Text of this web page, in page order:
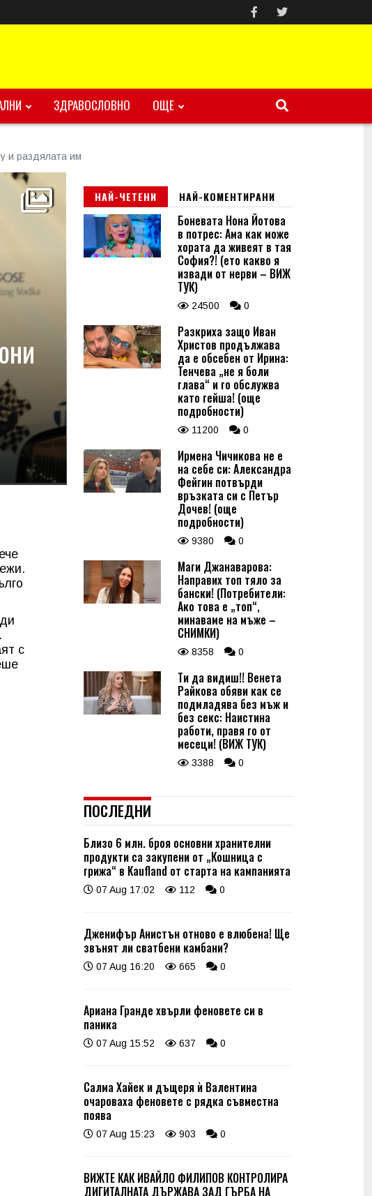
ЗДРАВОСЛОВНО ОЩЕ
и раздялата им
с
НАЙ-ЧЕТЕНИ НАЙ-КОМЕНТИРАНИ
Боневата Нона Йотова
в потрес: Ама как може
хората да живеят в тая
София?! (ето какво я
извади от нерви – ВИЖ
ТУК)
24500 0
Разкриха защо Иван
Христов продължава
да е обсебен от Ирина:
Тенчева „не я боли
глава“ и го обслужва
като гейша! (още
подробности)
11200 0
Ирмена Чичикова не е
на себе си: Александра
Фейгин потвърди
връзката си с Петър
Дочев! (още
подробности)
9380 0
Маги Джанаварова:
Направих топ тяло за
бански! (Потребители:
Ако това е „топ“,
минаваме на мъже –
СНИМКИ)
8358 0
Ти да видиш!! Венета
Райкова обяви как се
подмладява без мъж и
без секс: Наистина
работи, правя го от
месеци! (ВИЖ ТУК)
3388 0
ПОСЛЕДНИ
Близо 6 млн. броя основни хранителни
продукти са закупени от „Кошница с
грижа“ в Kaufland от старта на кампанията
07 Aug 17:02 112 0
Дженифър Анистън отново е влюбена! Ще
звънят ли сватбени камбани?
07 Aug 16:20 665 0
Ариана Гранде хвърли феновете си в
паника
07 Aug 15:52 637 0
Салма Хайек и дъщеря ѝ Валентина
очароваха феновете с рядка съвместна
поява
07 Aug 15:23 903 0
ВИЖТЕ КАК ИВАЙЛО ФИЛИПОВ КОНТРОЛИРА
ДИГИТАЛНАТА ДЪРЖАВА ЗАД ГЪРБА НА